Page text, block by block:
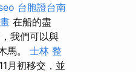
台胞證台南
在船的盡
我們可以與
馬。 士林 整
月初移交，並